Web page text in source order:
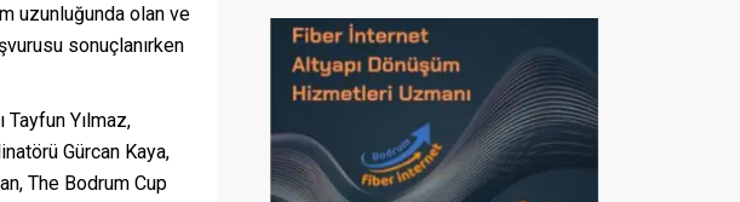
uzunluğunda olan ve
sonuçlanırken
Tayfun Yılmaz,
Gürcan Kaya,
The Bodrum Cup